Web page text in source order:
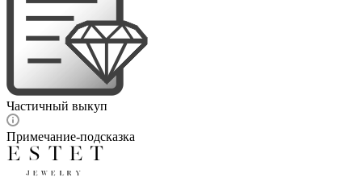
Частичный выкуп
Примечание-подсказка